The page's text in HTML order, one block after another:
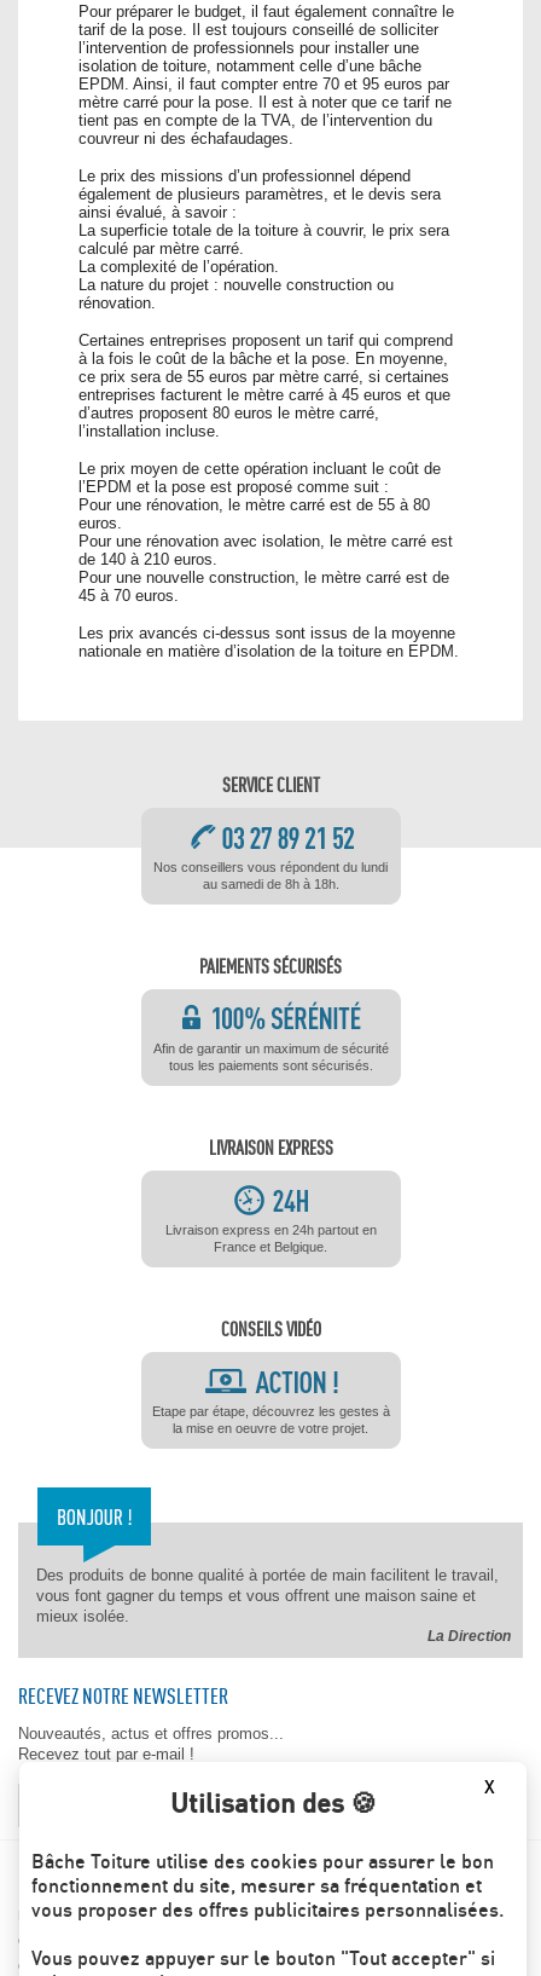
Pour préparer le budget, il faut également connaître le
tarif de la pose. Il est toujours conseillé de solliciter
l’intervention de professionnels pour installer une
isolation de toiture, notamment celle d’une bâche
EPDM. Ainsi, il faut compter entre 70 et 95 euros par
mètre carré pour la pose. Il est à noter que ce tarif ne
tient pas en compte de la TVA, de l’intervention du
couvreur ni des échafaudages.
Le prix des missions d’un professionnel dépend
également de plusieurs paramètres, et le devis sera
ainsi évalué, à savoir :
La superficie totale de la toiture à couvrir, le prix sera
calculé par mètre carré.
La complexité de l’opération.
La nature du projet : nouvelle construction ou
rénovation.
Certaines entreprises proposent un tarif qui comprend
à la fois le coût de la bâche et la pose. En moyenne,
ce prix sera de 55 euros par mètre carré, si certaines
entreprises facturent le mètre carré à 45 euros et que
d’autres proposent 80 euros le mètre carré,
l’installation incluse.
Le prix moyen de cette opération incluant le coût de
l’EPDM et la pose est proposé comme suit :
Pour une rénovation, le mètre carré est de 55 à 80
euros.
Pour une rénovation avec isolation, le mètre carré est
de 140 à 210 euros.
Pour une nouvelle construction, le mètre carré est de
45 à 70 euros.
Les prix avancés ci-dessus sont issus de la moyenne
nationale en matière d’isolation de la toiture en EPDM.
SERVICE CLIENT
Nos conseillers vous répondent du lundi
au samedi de 8h à 18h.
PAIEMENTS SÉCURISÉS
Afin de garantir un maximum de sécurité
tous les paiements sont sécurisés.
LIVRAISON EXPRESS
Livraison express en 24h partout en
France et Belgique.
CONSEILS VIDÉO
Etape par étape, découvrez les gestes à
la mise en oeuvre de votre projet.
Des produits de bonne qualité à portée de main facilitent le travail,
vous font gagner du temps et vous offrent une maison saine et
mieux isolée.
La Direction
RECEVEZ NOTRE NEWSLETTER
Nouveautés, actus et offres promos...
Recevez tout par e-mail !
BACHE-TOITURE.COM
Les engagements Bâche toiture
Conditions générales de ventes
Contactez-nous
X
Utilisation des 🍪
Bâche Toiture utilise des cookies pour assurer le bon
fonctionnement du site, mesurer sa fréquentation et
vous proposer des offres publicitaires personnalisées.
Vous pouvez appuyer sur le bouton "Tout accepter" si